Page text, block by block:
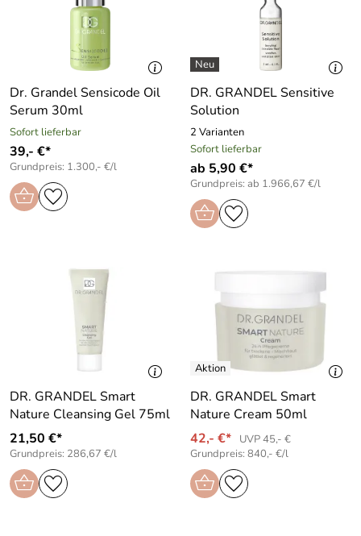
Dr. Grandel Sensicode Oil
Serum 30ml
Sofort lieferbar
39,- €*
Grundpreis: 1.300,- €/l
DR. GRANDEL Sensitive
Solution
2 Varianten
Sofort lieferbar
ab 5,90 €*
Grundpreis: ab 1.966,67 €/l
DR. GRANDEL Smart
Nature Cleansing Gel 75ml
21,50 €*
Grundpreis: 286,67 €/l
DR. GRANDEL Smart
Nature Cream 50ml
42,- €*
UVP 45,- €
Grundpreis: 840,- €/l